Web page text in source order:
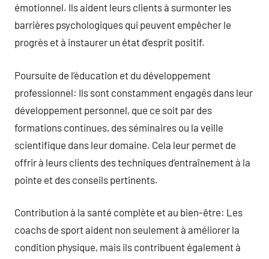
émotionnel. Ils aident leurs clients à surmonter les
barrières psychologiques qui peuvent empêcher le
progrès et à instaurer un état d’esprit positif.
Poursuite de l’éducation et du développement
professionnel: Ils sont constamment engagés dans leur
développement personnel, que ce soit par des
formations continues, des séminaires ou la veille
scientifique dans leur domaine. Cela leur permet de
offrir à leurs clients des techniques d’entraînement à la
pointe et des conseils pertinents.
Contribution à la santé complète et au bien-être: Les
coachs de sport aident non seulement à améliorer la
condition physique, mais ils contribuent également à